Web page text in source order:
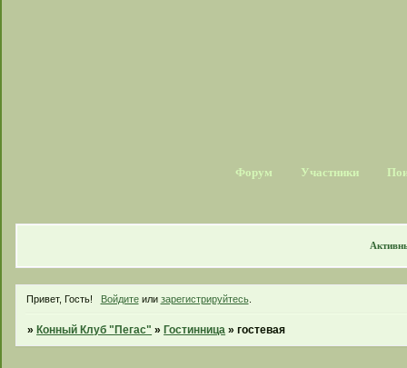
Форум Участники
Привет, Гость! Войдитеили зарегистрируйтесь.
»Конный Клуб "Пегас" »Гостинница »гостевая